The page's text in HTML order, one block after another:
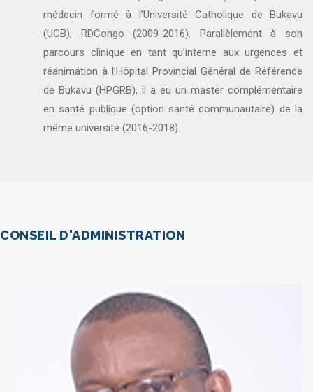
médecin formé à l’Université Catholique de Bukavu
(UCB), RDCongo (2009-2016). Parallèlement à son
parcours clinique en tant qu’interne aux urgences et
réanimation à l’Hôpital Provincial Général de Référence
de Bukavu (HPGRB), il a eu un master complémentaire
en santé publique (option santé communautaire) de la
même université (2016-2018).
CONSEIL D'ADMINISTRATION